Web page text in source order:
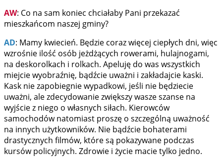
AW: Co na sam koniec chciałaby Pani przekazać
mieszkańcom naszej gminy?
AD: Mamy kwiecień. Będzie coraz więcej ciepłych dni, więc
wzrośnie ilość osób jeżdżących rowerami, hulajnogami,
na deskorolkach i rolkach. Apeluję do was wszystkich
miejcie wyobraźnię, bądźcie uważni i zakładajcie kaski.
Kask nie zapobiegnie wypadkowi, jeśli nie będziecie
uważni, ale zdecydowanie zwiększy wasze szanse na
wyjście z niego o własnych siłach. Kierowców
samochodów natomiast proszę o szczególną uważność
na innych użytkowników. Nie bądźcie bohaterami
drastycznych filmów, które są pokazywane podczas
kursów policyjnych. Zdrowie i życie macie tylko jedno.